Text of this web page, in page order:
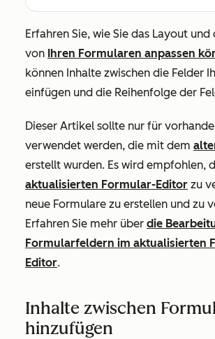
Erfahren Sie, wie Sie das Layout
von Ihren Formularen anpassen
können Inhalte zwischen die Felder
einfügen und die Reihenfolge der
Dieser Artikel sollte nur für
verwendet werden, die mit dem
erstellt wurden. Es wird empfohlen,
aktualisierten Formular-Editor zu
neue Formulare zu erstellen und zu
Erfahren Sie mehr über die
Formularfeldern im aktualisierten
Editor.
Inhalte zwischen
hinzufügen